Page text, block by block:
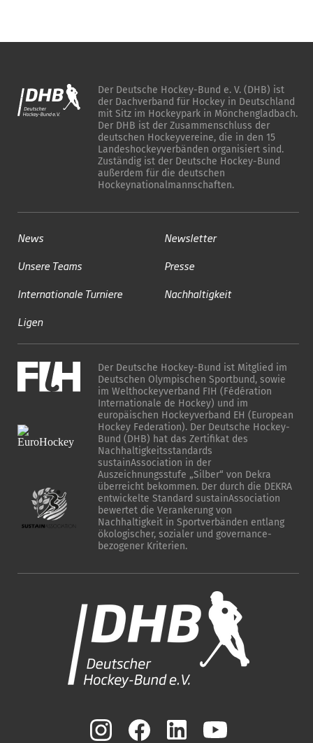
Der Deutsche Hockey-Bund e. V. (DHB) ist
der Dachverband für Hockey in Deutschland
mit Sitz im Hockeypark in Mönchengladbach.
Der DHB ist der Zusammenschluss der
deutschen Hockeyvereine, die in den 15
Landeshockeyverbänden organisiert sind.
Zuständig ist der Deutsche Hockey-Bund
außerdem für die deutschen
Hockeynationalmannschaften.
News
Unsere Teams
Internationale Turniere
Ligen
Newsletter
Presse
Nachhaltigkeit
Der Deutsche Hockey-Bund ist Mitglied im
Deutschen Olympischen Sportbund, sowie
im Welthockeyverband FIH (Fédération
Internationale de Hockey) und im
europäischen Hockeyverband EH (European
Hockey Federation). Der Deutsche Hockey-
Bund (DHB) hat das Zertifikat des
Nachhaltigkeitsstandards
sustainAssociation in der
Auszeichnungsstufe „Silber“ von Dekra
überreicht bekommen. Der durch die DEKRA
entwickelte Standard sustainAssociation
bewertet die Verankerung von
Nachhaltigkeit in Sportverbänden entlang
ökologischer, sozialer und governance-
bezogener Kriterien.